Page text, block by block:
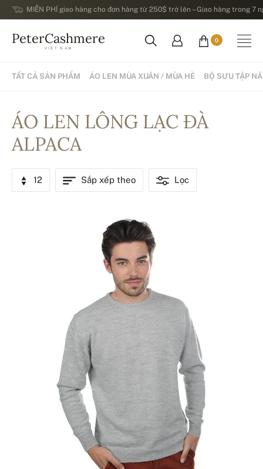
MIỄN PHÍ giao hàng cho đơn hàng từ 250$ trở lên – Giao hàng trong 7
PeterCashmere
VIỆT NAM
0
ÁO LEN LÔNG LẠC ĐÀ
ALPACA
12 Sắp xếp theo Lọc
TẤT CẢ SẢN PHẨM ÁO LEN MÙA XUÂN / MÙA HÈ BỘ SƯU TẬP